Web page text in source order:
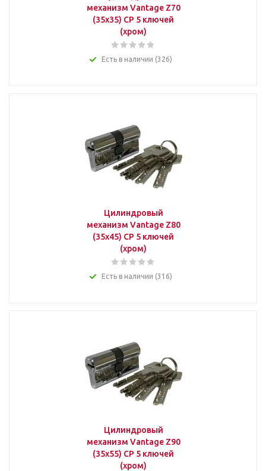
механизм Vantage Z70
(35x35) СР 5 ключей
(хром)
Есть в наличии (326)
Цилиндровый
механизм Vantage Z80
(35x45) СР 5 ключей
(хром)
Есть в наличии (316)
Цилиндровый
механизм Vantage Z90
(35x55) СР 5 ключей
(хром)